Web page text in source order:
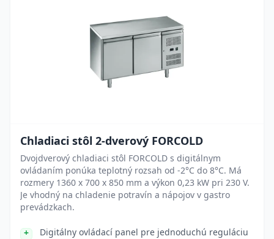
Chladiaci stôl 2-dverový FORCOLD
Dvojdverový chladiaci stôl FORCOLD s digitálnym
ovládaním ponúka teplotný rozsah od -2°C do 8°C. Má
rozmery 1360 x 700 x 850 mm a výkon 0,23 kW pri 230 V.
Je vhodný na chladenie potravín a nápojov v gastro
prevádzkach.
Digitálny ovládací panel pre jednoduchú reguláciu